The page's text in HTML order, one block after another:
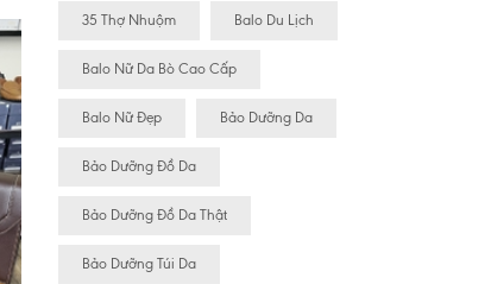
35 Thợ Nhuộm Balo Du Lịch
Balo Nữ Da Bò Cao Cấp
Balo Nữ Đẹp Bảo Dưỡng Da
Bảo Dưỡng Đồ Da
Bảo Dưỡng Đồ Da Thật
Bảo Dưỡng Túi Da